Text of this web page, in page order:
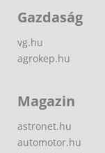
Gazdaság
vg.hu
agrokep.hu
Magazin
astronet.hu
automotor.hu